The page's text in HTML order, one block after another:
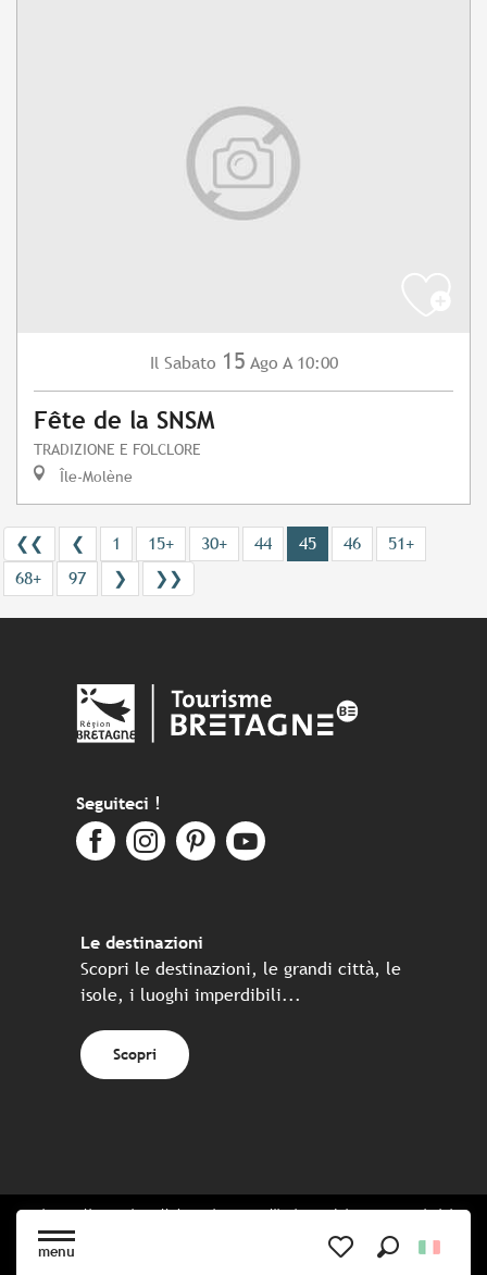
menu
Il Sabato 15 Ago A 10:00
Fête de la SNSM
TRADIZIONE E FOLCLORE
Île-Molène
❮❮ ❮ 1 15+ 30+ 44 45 46
51+
68+
97 ❯ ❯❯
Seguiteci !
Le destinazioni
Scopri le destinazioni, le grandi città, le
isole, i luoghi imperdibili...
Scopri
Sito realizzato in collaborazione con l'insieme dei partner turistici